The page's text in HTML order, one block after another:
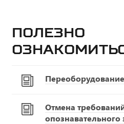
Полезно
Отмена